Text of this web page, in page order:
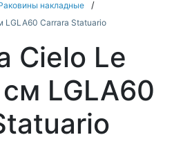
накладные
LGLA60 Carrara Statuario
Cielo Le
LGLA60